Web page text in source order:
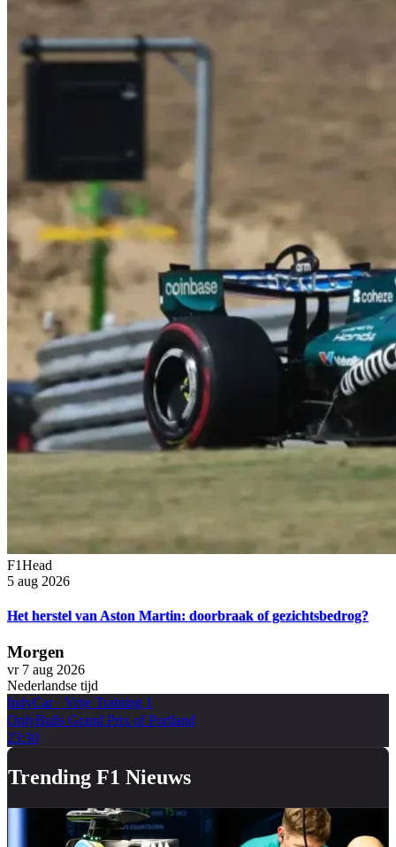
F1Head
5 aug 2026
Het herstel van Aston Martin: doorbraak of gezichtsbedrog?
Morgen
vr 7 aug 2026
Nederlandse tijd
IndyCar· Vrije Training 1
OnlyBulls Grand Prix of Portland
23:30
Trending F1 Nieuws